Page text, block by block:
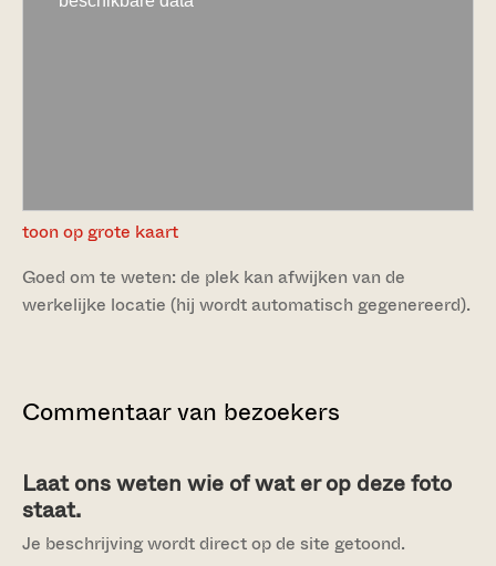
toon op grote kaart
Goed om te weten: de plek kan afwijken van de
werkelijke locatie (hij wordt automatisch gegenereerd).
Commentaar van bezoekers
Laat ons weten wie of wat er op deze foto
staat.
Je beschrijving wordt direct op de site getoond.